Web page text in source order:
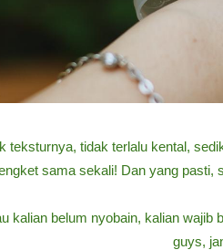
teksturnya, tidak terlalu kental,
sama sekali! Dan yang pasti,
kalian belum nyobain, kalian wajib
guys,